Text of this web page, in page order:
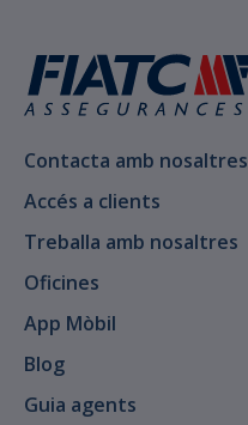
Contacta amb nosaltres
Accés a clients
Treballa amb nosaltres
Oficines
App Mòbil
Blog
Guia agents